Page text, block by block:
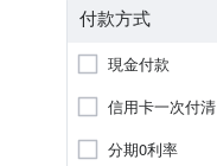
付款方式
現金付款
信用卡一次付清
分期0利率